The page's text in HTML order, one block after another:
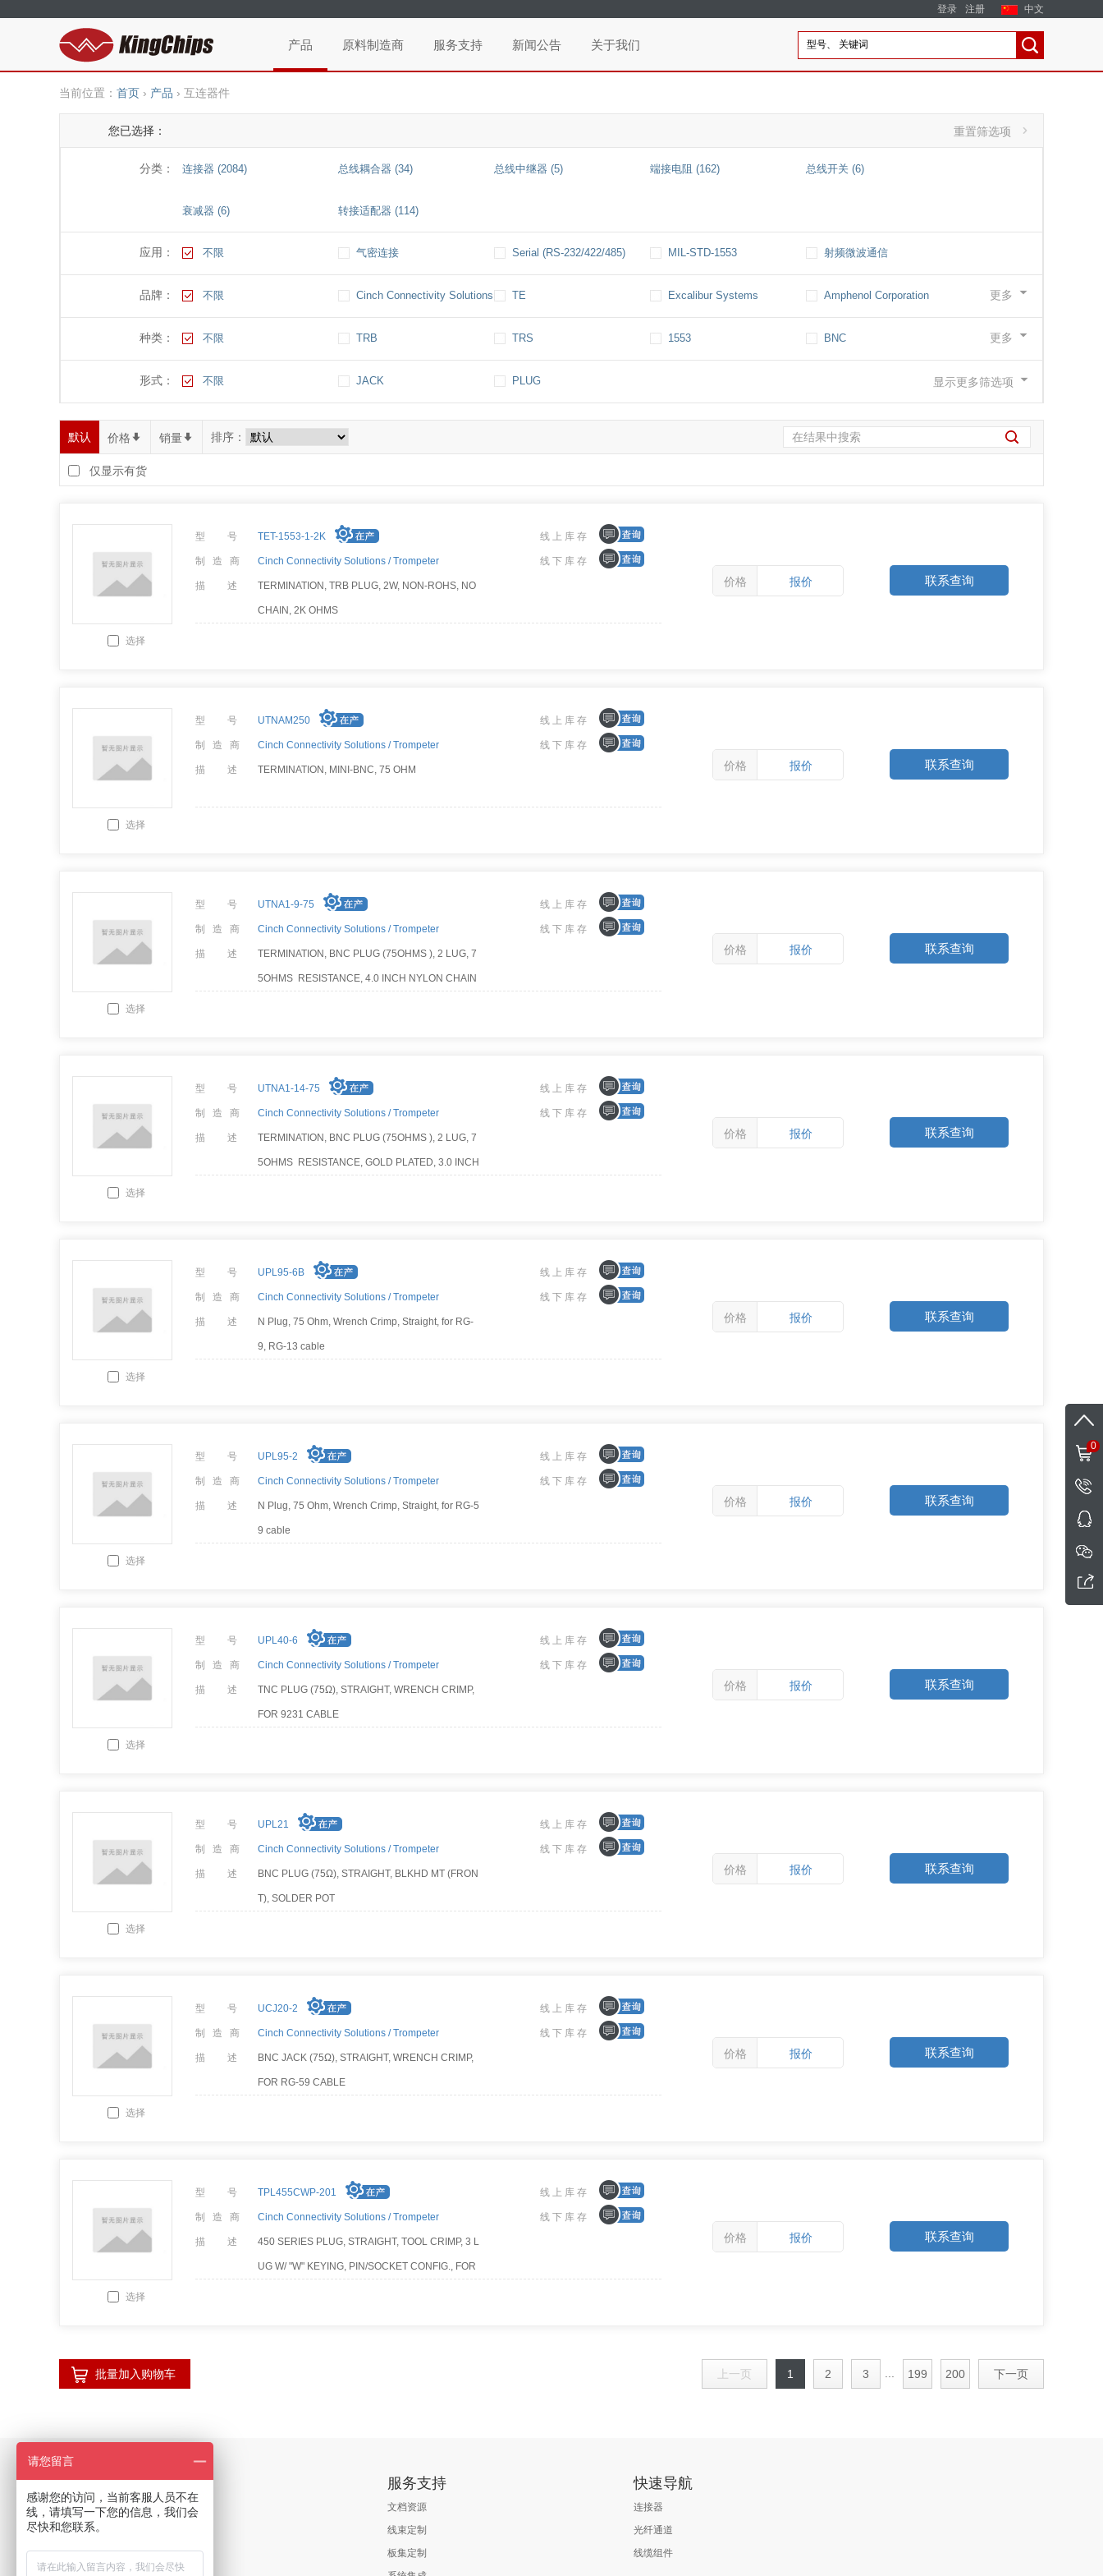
中文
登录 注册
产品 原料制造商 服务支持 新闻公告 关于我们
当前位置： 首页 › 产品 › 互连器件
您已选择： 重置筛选项 '
分类： 连接器 (2084) 总线耦合器 (34) 总线中继器 (5) 端接电阻 (162) 总线开关 (6)
衰减器 (6) 转接适配器 (114)
应用： 不限 气密连接 Serial (RS-232/422/485) MIL-STD-1553 射频微波通信
品牌： 更多 6
不限 Cinch Connectivity Solutions TE Excalibur Systems Amphenol Corporation
种类： 更多 6
不限 TRB TRS 1553 BNC
形式： 不限 JACK PLUG 显示更多筛选项 6
默认 价格 * 销量 * 排序：
仅显示有货
选择
型 号 TET-1553-1-2K
制 造 商 Cinch Connectivity Solutions / Trompeter
描 述 TERMINATION, TRB PLUG, 2W, NON-ROHS, NO
CHAIN, 2K OHMS
线上库存
线下库存
价格 报价 联系查询
选择
型 号 UTNAM250
制 造 商 Cinch Connectivity Solutions / Trompeter
描 述 TERMINATION, MINI-BNC, 75 OHM
线上库存
线下库存
价格 报价 联系查询
选择
型 号 UTNA1-9-75
制 造 商 Cinch Connectivity Solutions / Trompeter
描 述 TERMINATION, BNC PLUG (75OHMS ), 2 LUG, 7
5OHMS RESISTANCE, 4.0 INCH NYLON CHAIN
线上库存
线下库存
价格 报价 联系查询
选择
型 号 UTNA1-14-75
制 造 商 Cinch Connectivity Solutions / Trompeter
描 述 TERMINATION, BNC PLUG (75OHMS ), 2 LUG, 7
5OHMS RESISTANCE, GOLD PLATED, 3.0 INCH
线上库存
线下库存
价格 报价 联系查询
选择
型 号 UPL95-6B
制 造 商 Cinch Connectivity Solutions / Trompeter
描 述 N Plug, 75 Ohm, Wrench Crimp, Straight, for RG-
9, RG-13 cable
线上库存
线下库存
价格 报价 联系查询
选择
型 号 UPL95-2
制 造 商 Cinch Connectivity Solutions / Trompeter
描 述 N Plug, 75 Ohm, Wrench Crimp, Straight, for RG-5
9 cable
线上库存
线下库存
价格 报价 联系查询
选择
型 号 UPL40-6
制 造 商 Cinch Connectivity Solutions / Trompeter
描 述 TNC PLUG (75Ω), STRAIGHT, WRENCH CRIMP,
FOR 9231 CABLE
线上库存
线下库存
价格 报价 联系查询
选择
型 号 UPL21
制 造 商 Cinch Connectivity Solutions / Trompeter
描 述 BNC PLUG (75Ω), STRAIGHT, BLKHD MT (FRON
T), SOLDER POT
线上库存
线下库存
价格 报价 联系查询
选择
型 号 UCJ20-2
制 造 商 Cinch Connectivity Solutions / Trompeter
描 述 BNC JACK (75Ω), STRAIGHT, WRENCH CRIMP,
FOR RG-59 CABLE
线上库存
线下库存
价格 报价 联系查询
选择
型 号 TPL455CWP-201
制 造 商 Cinch Connectivity Solutions / Trompeter
描 述 450 SERIES PLUG, STRAIGHT, TOOL CRIMP, 3 L
UG W/ "W" KEYING, PIN/SOCKET CONFIG., FOR
线上库存
线下库存
价格 报价 联系查询
上一页 1 2 3 199 200 下一页
批量加入购物车
产品类型
互连器件
线缆及附件
服务支持
文档资源
线束定制
板集定制
快速导航
连接器
光纤通道
线缆组件
0
请您留言
感谢您的访问，当前客服人员不在
线，请填写一下您的信息，我们会
尽快和您联系。